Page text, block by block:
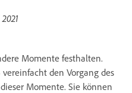
Momente festhalten.
den Vorgang des
Momente. Sie können